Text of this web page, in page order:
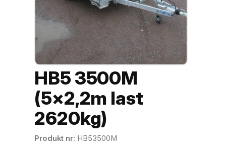
HB5 3500M
(5×2,2m last
2620kg)
Produkt nr HB53500M